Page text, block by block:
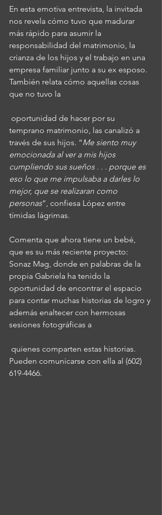
En esta emotiva entrevista, la invitada
nos revela cómo tuvo que madurar
más rápido para asumir la
responsabilidad del matrimonio, la
crianza de los hijos y el trabajo en una
empresa familiar junto a su ex esposo.
También relata cómo aquellas cosas
que no tuvo la
temprano matrimonio, las canalizó a
través de sus hijos. “Me siento muy
emocionada al ver a mis hijos
cumpliendo sus sueños . . . porque es
eso lo que me impulsaba a darles lo
mejor, que se realizaran como
personas”, confiesa López entre
tímidas lágrimas.
Comenta que ahora tiene un bebé,
que es su más reciente proyecto:
Sonaz Mag, donde en palabras de la
propia Gabriela ha tenido la
oportunidad de encontrar el espacio
para contar muchas historias de logro y
además enaltecer con hermosas
sesiones fotográficas a
Pueden comunicarse con ella al (602)
619-4466.